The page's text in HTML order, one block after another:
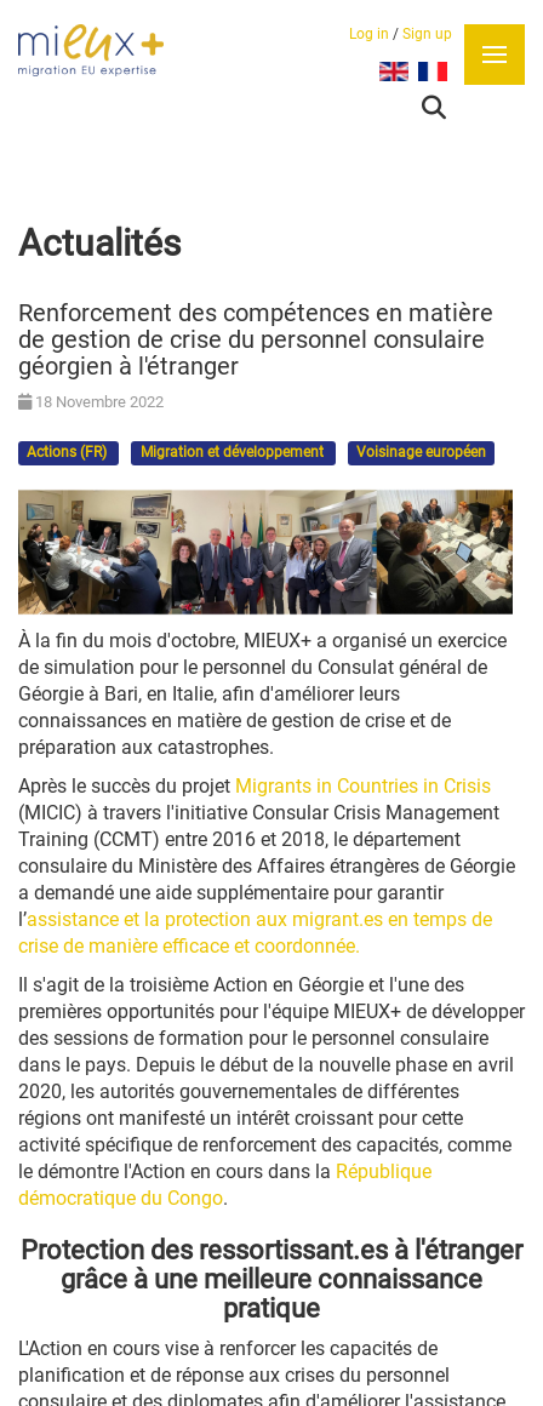
Log in / Sign up
Sélectionnez votre
Actualités
Renforcement des compétences en matière
de gestion de crise du personnel consulaire
géorgien à l'étranger
18 Novembre 2022
Actions (FR) Migration et développement Voisinage européen
À la fin du mois d'octobre, MIEUX+ a organisé un exercice
de simulation pour le personnel du Consulat général de
Géorgie à Bari, en Italie, afin d'améliorer leurs
connaissances en matière de gestion de crise et de
préparation aux catastrophes.
Après le succès du projet Migrants in Countries in Crisis
(MICIC) à travers l'initiative Consular Crisis Management
Training (CCMT) entre 2016 et 2018, le département
consulaire du Ministère des Affaires étrangères de Géorgie
a demandé une aide supplémentaire pour garantir
l’assistance et la protection aux migrant.es en temps de
crise de manière efficace et coordonnée.
Il s'agit de la troisième Action en Géorgie et l'une des
premières opportunités pour l'équipe MIEUX+ de développer
des sessions de formation pour le personnel consulaire
dans le pays. Depuis le début de la nouvelle phase en avril
2020, les autorités gouvernementales de différentes
régions ont manifesté un intérêt croissant pour cette
activité spécifique de renforcement des capacités, comme
le démontre l'Action en cours dans la République
démocratique du Congo.
Protection des ressortissant.es à l'étranger
grâce à une meilleure connaissance
pratique
L'Action en cours vise à renforcer les capacités de
planification et de réponse aux crises du personnel
consulaire et des diplomates afin d'améliorer l'assistance